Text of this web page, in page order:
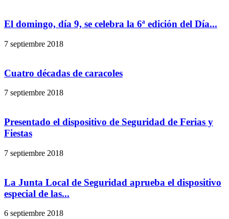
El domingo, día 9, se celebra la 6ª edición del Día...
7 septiembre 2018
Cuatro décadas de caracoles
7 septiembre 2018
Presentado el dispositivo de Seguridad de Ferias y
Fiestas
7 septiembre 2018
La Junta Local de Seguridad aprueba el dispositivo
especial de las...
6 septiembre 2018